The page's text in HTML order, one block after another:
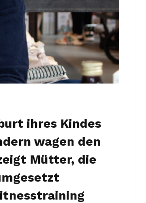
ihres Kindes
wagen den
Mütter, die